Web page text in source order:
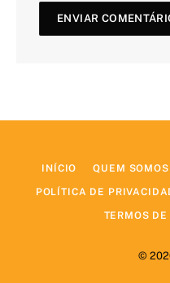
INÍCIO QUEM SOMOS
POLÍTICA DE
TERMOS DE
©